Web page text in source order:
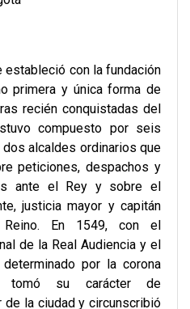
estableció con la fundación
primera y única forma de
recién conquistadas del
compuesto por seis
alcaldes ordinarios que
peticiones, despachos y
ante el Rey y sobre el
justicia mayor y capitán
En 1549, con el
de la Real Audiencia y el
por la corona
tomó su carácter de
la ciudad y circunscribió